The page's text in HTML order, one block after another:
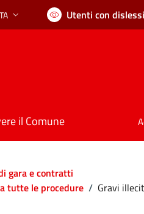
attiva: Utenti con
il Comune
gara e contratti
tutte le procedure / Gravi